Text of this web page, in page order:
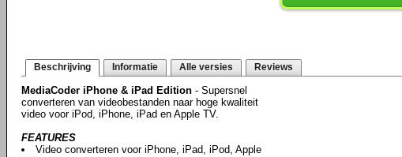
Beschrijving Informatie Alle versies Reviews
MediaCoder iPhone & iPad Edition - Supersnel
converteren van videobestanden naar hoge kwaliteit
video voor iPod, iPhone, iPad en Apple TV.
FEATURES
Video converteren voor iPhone, iPad, iPod, Apple